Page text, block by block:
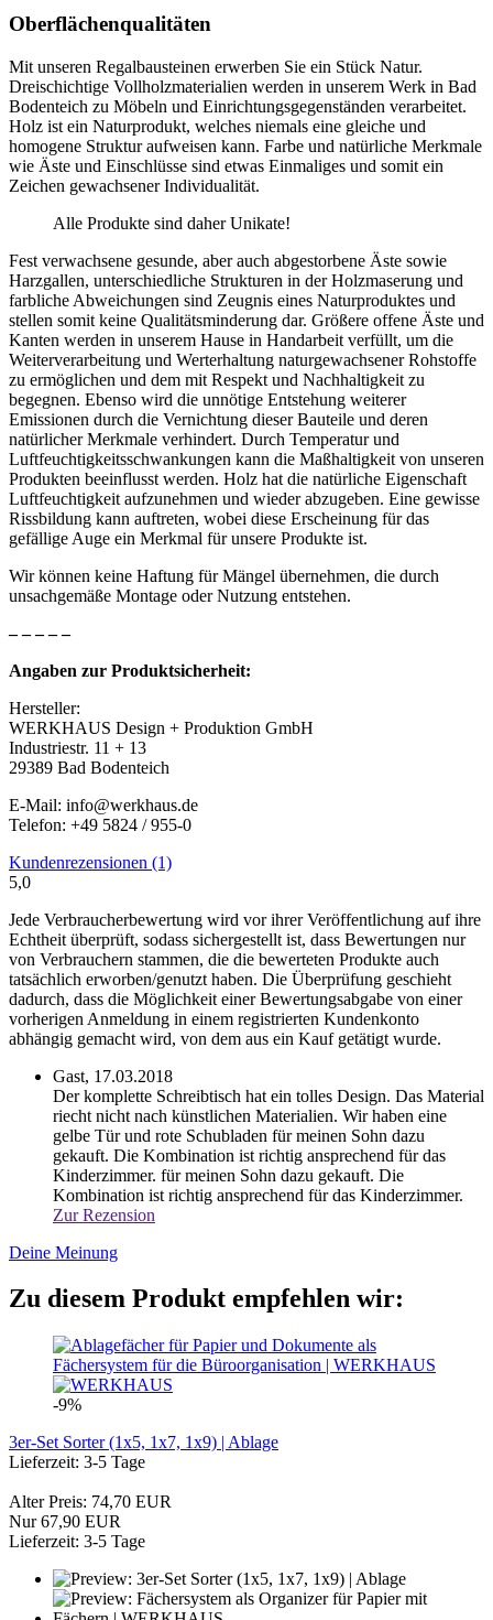
Oberflächenqualitäten
Mit unseren Regalbausteinen erwerben Sie ein Stück Natur.
Dreischichtige Vollholzmaterialien werden in unserem Werk in Bad
Bodenteich zu Möbeln und Einrichtungsgegenständen verarbeitet.
Holz ist ein Naturprodukt, welches niemals eine gleiche und
homogene Struktur aufweisen kann. Farbe und natürliche Merkmale
wie Äste und Einschlüsse sind etwas Einmaliges und somit ein
Zeichen gewachsener Individualität.
Alle Produkte sind daher Unikate!
Fest verwachsene gesunde, aber auch abgestorbene Äste sowie
Harzgallen, unterschiedliche Strukturen in der Holzmaserung und
farbliche Abweichungen sind Zeugnis eines Naturproduktes und
stellen somit keine Qualitätsminderung dar. Größere offene Äste und
Kanten werden in unserem Hause in Handarbeit verfüllt, um die
Weiterverarbeitung und Werterhaltung naturgewachsener Rohstoffe
zu ermöglichen und dem mit Respekt und Nachhaltigkeit zu
begegnen. Ebenso wird die unnötige Entstehung weiterer
Emissionen durch die Vernichtung dieser Bauteile und deren
natürlicher Merkmale verhindert. Durch Temperatur und
Luftfeuchtigkeitsschwankungen kann die Maßhaltigkeit von unseren
Produkten beeinflusst werden. Holz hat die natürliche Eigenschaft
Luftfeuchtigkeit aufzunehmen und wieder abzugeben. Eine gewisse
Rissbildung kann auftreten, wobei diese Erscheinung für das
gefällige Auge ein Merkmal für unsere Produkte ist.
Wir können keine Haftung für Mängel übernehmen, die durch
unsachgemäße Montage oder Nutzung entstehen.
– – – – –
Angaben zur Produktsicherheit:
Hersteller:
WERKHAUS Design + Produktion GmbH
Industriestr. 11 + 13
29389 Bad Bodenteich
E-Mail: info@werkhaus.de
Telefon: +49 5824 / 955-0
Kundenrezensionen (1)
5,0
Jede Verbraucherbewertung wird vor ihrer Veröffentlichung auf ihre
Echtheit überprüft, sodass sichergestellt ist, dass Bewertungen nur
von Verbrauchern stammen, die die bewerteten Produkte auch
tatsächlich erworben/genutzt haben. Die Überprüfung geschieht
dadurch, dass die Möglichkeit einer Bewertungsabgabe von einer
vorherigen Anmeldung in einem registrierten Kundenkonto
abhängig gemacht wird, von dem aus ein Kauf getätigt wurde.
Gast, 17.03.2018
Der komplette Schreibtisch hat ein tolles Design. Das Material
riecht nicht nach künstlichen Materialien. Wir haben eine
gelbe Tür und rote Schubladen für meinen Sohn dazu
gekauft. Die Kombination ist richtig ansprechend für das
Kinderzimmer. für meinen Sohn dazu gekauft. Die
Kombination ist richtig ansprechend für das Kinderzimmer.
Zur Rezension
Deine Meinung
Zu diesem Produkt empfehlen wir:
-9%
3er-Set Sorter (1x5, 1x7, 1x9) | Ablage
Lieferzeit: 3-5 Tage
Alter Preis: 74,70 EUR
Nur 67,90 EUR
Lieferzeit: 3-5 Tage